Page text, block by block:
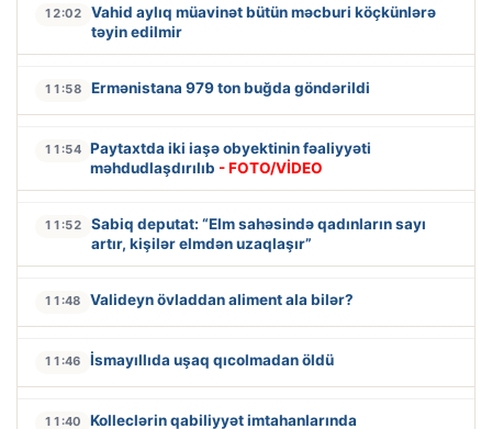
12:02
Vahid aylıq müavinət bütün məcburi köçkünlərə
təyin edilmir
11:58 Ermənistana 979 ton buğda göndərildi
11:54 Paytaxtda iki iaşə obyektinin fəaliyyəti
məhdudlaşdırılıb - FOTO/VİDEO
11:52
Sabiq deputat: “Elm sahəsində qadınların sayı
artır, kişilər elmdən uzaqlaşır”
11:48 Valideyn övladdan aliment ala bilər?
11:46 İsmayıllıda uşaq qıcolmadan öldü
11:40 Kolleclərin qabiliyyət imtahanlarında